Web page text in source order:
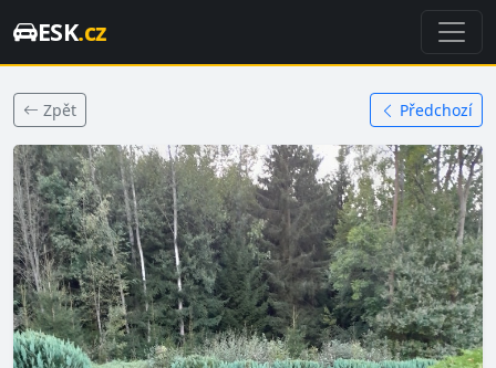
ESK.cz
Zpět Předchozí